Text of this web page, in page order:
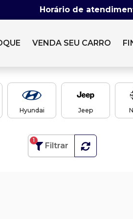
Horário de
VENDA SEU CARRO
Hyundai Jeep
Filtrar
1